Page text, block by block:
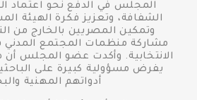
المجلس في الدفع نحو اعتماد
الشفافة، وتعزيز فكرة الهيئة
وتمكين المصريين بالخارج من
مشاركة منظمات المجتمع المدني
الانتخابية. وأكدت عضو المجلس
يفرض مسؤولية كبيرة على
أدواتهم المهنية